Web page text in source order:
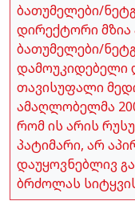
ბათუმელები/
დირექტორი
ბათუმელები/
დამოუკიდებელი
თავისუფალი
ამაღლობელმა
რომ ის არის
პატიმარი, არ
დაუყოვნებლივ
ბრძოლას